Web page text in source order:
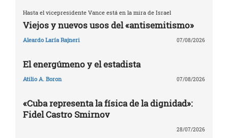
Hasta el vicepresidente Vance está en la mira de Israel
Viejos y nuevos usos del «antisemitismo»
Aleardo Laría Rajneri 07/08/2026
El energúmeno y el estadista
Atilio A. Boron 07/08/2026
«Cuba representa la física de la dignidad»:
Fidel Castro Smirnov
28/07/2026